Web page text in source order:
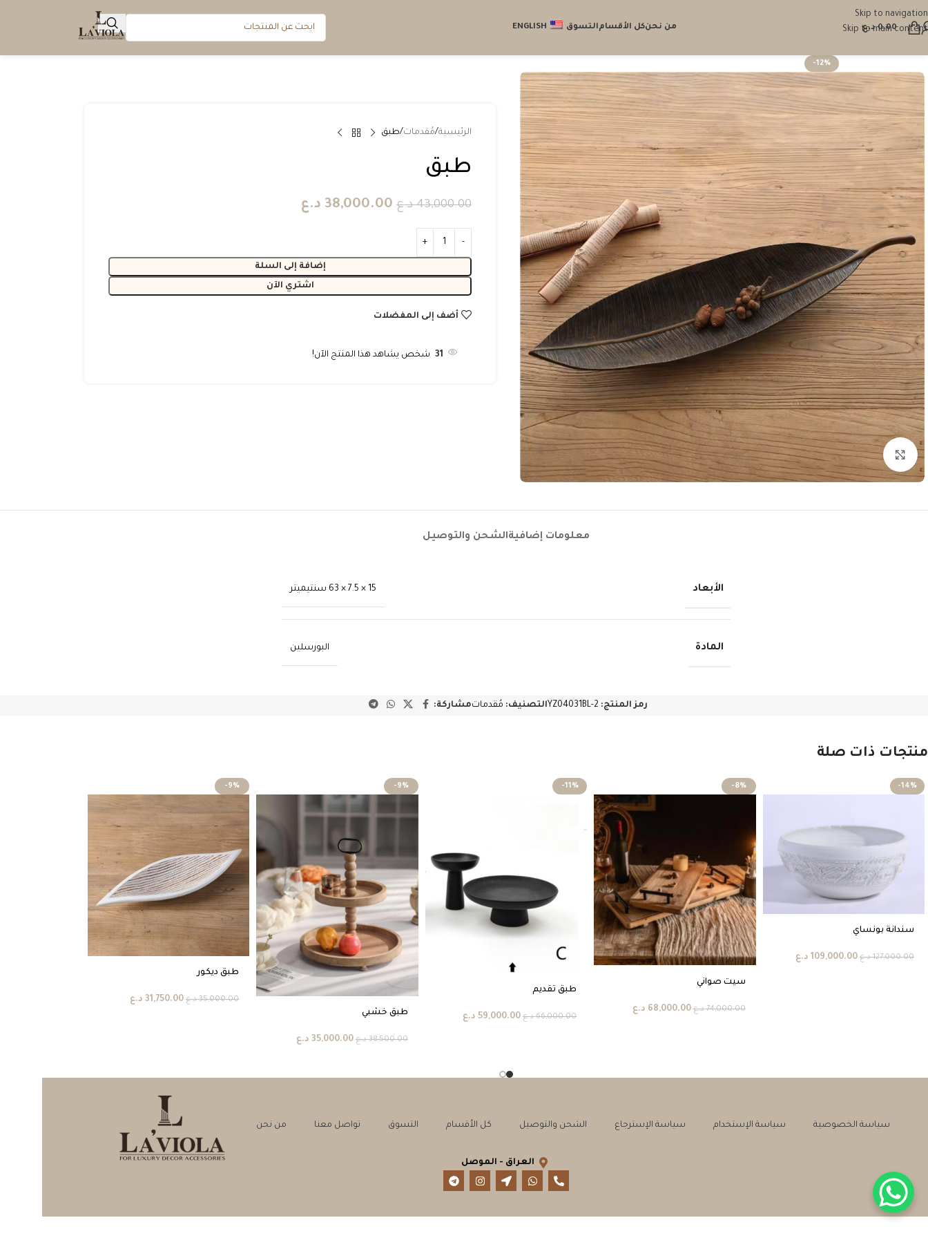
Skip to navigation
Skip to main content
0.00 د.ع من نحنكل الأقسامالتسوق ENGLISH
-12%
انقر للتكبير
الرئيسية مُقدمات طبق
طبق
43,000.00 د.ع 38,000.00 د.ع
إضافة إلى السلة
اشتري الآن
أضف إلى المفضلات
31 شخص يشاهد هذا المنتج الآن!
معلومات إضافيةالشحن والتوصيل
الأبعاد 15 × 7.5 × 63 سنتيميتر
المادة البورسلين
رمز المنتج: YZ04031BL-2التصنيف: مُقدماتمشاركة:
منتجات ذات صلة
-14%
سندانة بونساي
127,000.00 د.ع 109,000.00 د.ع
-8%
سيت صواني
74,000.00 د.ع 68,000.00 د.ع
-11%
طبق تقديم
66,000.00 د.ع 59,000.00 د.ع
-9%
طبق خشبي
38,500.00 د.ع 35,000.00 د.ع
-9%
طبق ديكور
35,000.00 د.ع 31,750.00 د.ع
سياسة الخصوصية سياسة الإستخدام سياسة الإسترجاع الشحن والتوصيل كل الأقسام التسوق تواصل معنا من نحن
العراق - الموصل